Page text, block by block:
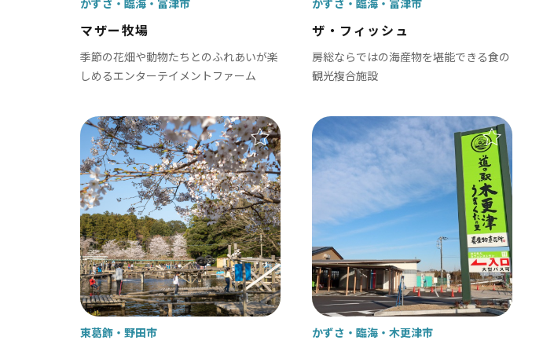
館山市
勝浦市
鴨川市
いすみ市
大多喜町
御宿町
鋸南町
木更津市
君津市
富津市
市原市
マザー牧場
季節の花畑や動物たちとのふれあいが楽
しめるエンターテイメントファーム
かずさ・臨海 富津市
ザ・フィッシュ
房総ならではの海産物を堪能できる食の
観光複合施設
かずさ・臨海 富津市
東葛飾 野田市 かずさ・臨海 木更津市